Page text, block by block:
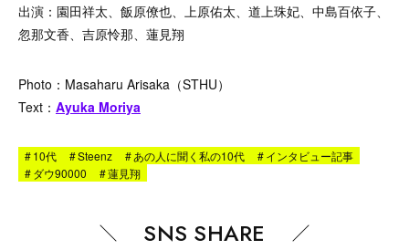
出演：園田祥太、飯原僚也、上原佑太、道上珠妃、中島百依子、
忽那文香、吉原怜那、蓮見翔
Photo：Masaharu Arisaka（STHU）
Text： Ayuka Moriya
#10代 #Steenz #あの人に聞く私の10代 #インタビュー記事
#ダウ90000 #蓮見翔
SNS SHARE